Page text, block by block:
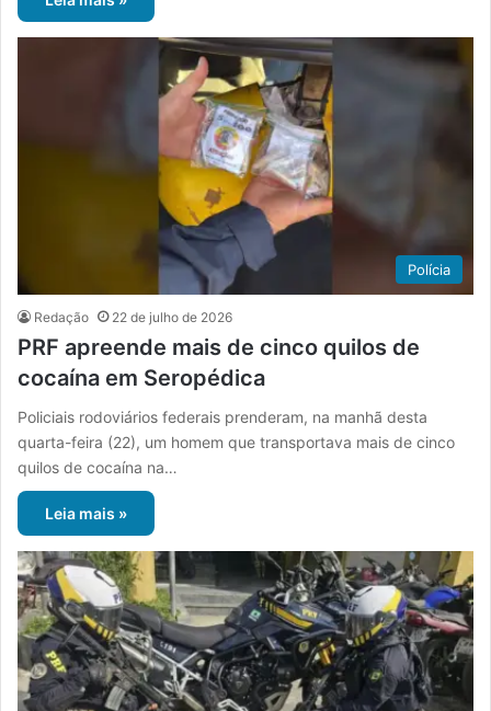
Polícia
Redação 22 de julho de 2026
PRF apreende mais de cinco quilos de
cocaína em Seropédica
Policiais rodoviários federais prenderam, na manhã desta
quarta-feira (22), um homem que transportava mais de cinco
quilos de cocaína na…
Leia mais »